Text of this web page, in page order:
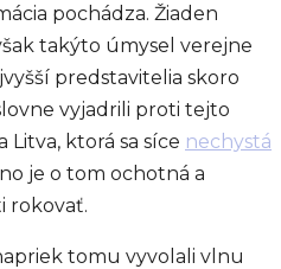
pochádza. Žiaden
takýto úmysel verejne
predstavitelia skoro
vyjadrili proti tejto
ktorá sa síce nechystá
je o tom ochotná a
rokovať.
tomu vyvolali vlnu